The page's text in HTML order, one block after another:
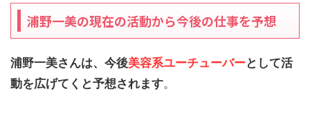
浦野一美の現在の活動から今後の仕事を予想
浦野一美さんは、今後美容系ユーチューバーとして活
動を広げてくと予想されます。